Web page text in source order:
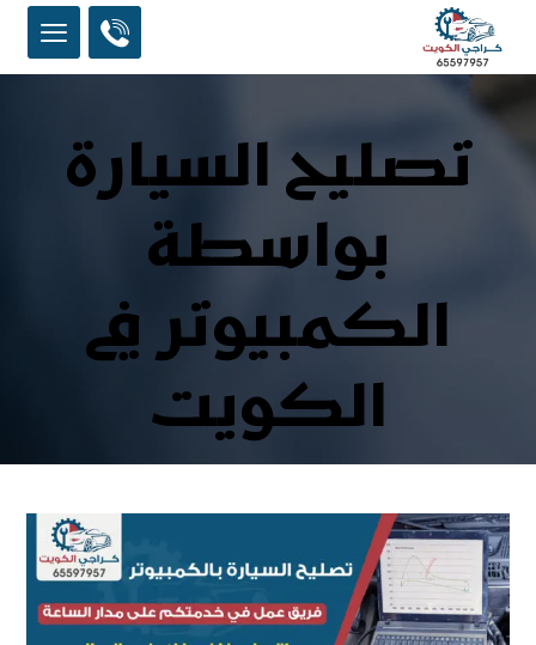
تصليح السيارة
بواسطة
الكمبيوتر في
الكويت